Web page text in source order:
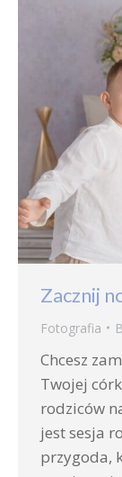
Zacznij
Fotografia
Chcesz
Twojej
rodziców
jest sesja
przygoda,